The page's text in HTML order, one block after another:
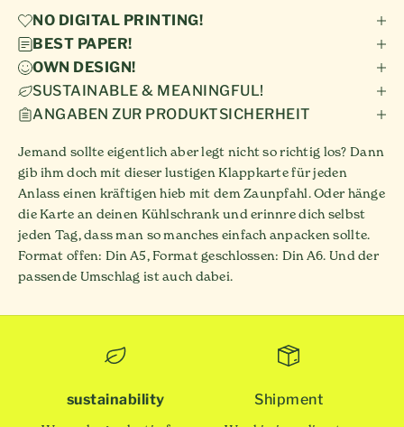
NO DIGITAL PRINTING!
BEST PAPER!
OWN DESIGN!
SUSTAINABLE & MEANINGFUL!
ANGABEN ZUR PRODUKTSICHERHEIT
Jemand sollte eigentlich aber legt nicht so richtig los? Dann
gib ihm doch mit dieser lustigen Klappkarte für jeden
Anlass einen kräftigen hieb mit dem Zaunpfahl. Oder hänge
die Karte an deinen Kühlschrank und erinnre dich selbst
jeden Tag, dass man so manches einfach anpacken sollte.
Format offen: Din A5, Format geschlossen: Din A6. Und der
passende Umschlag ist auch dabei.
sustainability Shipment